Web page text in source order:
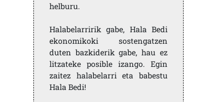
helburu.
Halabelarririk gabe, Hala Bedi
ekonomikoki sostengatzen
duten bazkiderik gabe, hau ez
litzateke posible izango. Egin
zaitez halabelarri eta babestu
Hala Bedi!